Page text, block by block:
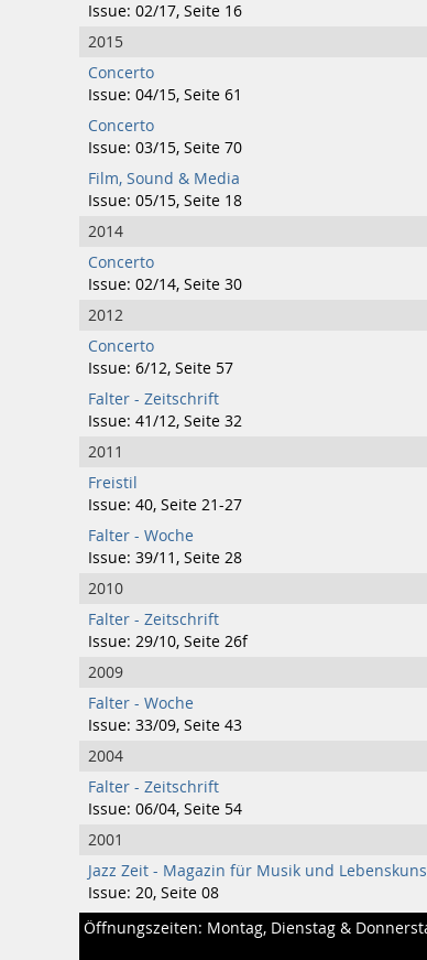
Issue: 02/17, Seite 16
2015
Concerto
Issue: 04/15, Seite 61
Concerto
Issue: 03/15, Seite 70
Film, Sound & Media
Issue: 05/15, Seite 18
2014
Concerto
Issue: 02/14, Seite 30
2012
Concerto
Issue: 6/12, Seite 57
Falter - Zeitschrift
Issue: 41/12, Seite 32
2011
Freistil
Issue: 40, Seite 21-27
Falter - Woche
Issue: 39/11, Seite 28
2010
Falter - Zeitschrift
Issue: 29/10, Seite 26f
2009
Falter - Woche
Issue: 33/09, Seite 43
2004
Falter - Zeitschrift
Issue: 06/04, Seite 54
2001
Jazz Zeit - Magazin für Musik und
Issue: 20, Seite 08
Öffnungszeiten: Montag, Dienstag &